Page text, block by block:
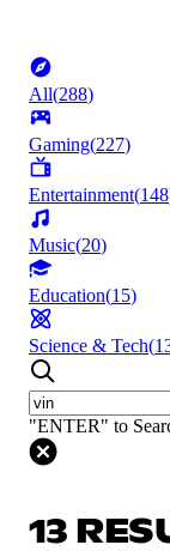
All(288)
Gaming(227)
Entertainment(148
Music(20)
Education(15)
Science & Tech(
"ENTER" to
13